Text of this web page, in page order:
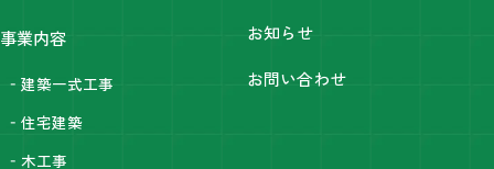
事業内容
‐建築一式工事
‐住宅建築
‐木工事
お知らせ
お問い合わせ